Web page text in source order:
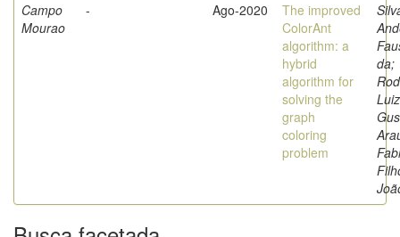
Campo
Mourao
- Ago-2020
The improved
ColorAnt
algorithm: a
hybrid
algorithm for
solving the
graph
coloring
problem
da;
Luiz